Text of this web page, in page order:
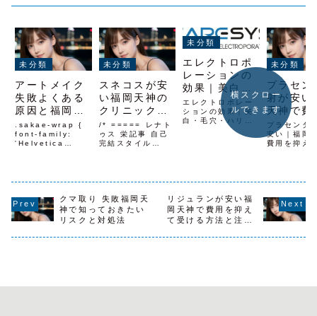
未分類
アートメイク
失敗よくある
原因と福岡天
神で後悔しな
い選び方
.sakae-wrap {
font-family:
'Helvetica
color: #222...
未分類
スネコスが安
い福岡天神の
クリニックを
お探しの方へ
/* ===== レナト
ゥス 栄記事 自己
完結スタイル
'Hiragino Kaku
Gothic ProN',
'N...
未分類
エレクトロポ
レーションの
効果｜美白・
毛穴・ハリを
福岡の医師が
解説
エレクトロポレー
ションの効果｜美
白・毛穴・ハリを
福岡の医師が解説
エレクトロポレー
線「天神駅」西1
出口から徒歩3
分、西鉄「西鉄福
岡（天神）駅」か
ら徒歩4分で
未分類
プラセン
射が安い
天神で費
抑えるた
知ってお
と
プラセンタ
安い｜福岡
費用を抑え
===== */
.sakae-
font-
横スクロー
ルできます
クマ取り 失敗福岡天
神で知っておきたい
リスクと対処法
リジュランが安い福
岡天神で費用を抑え
て受ける方法と注意